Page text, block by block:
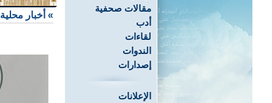
مقالات صحفية
أدب
لقاءات
الندوات
إصدارات
الإعلانات
» أخبار محلية